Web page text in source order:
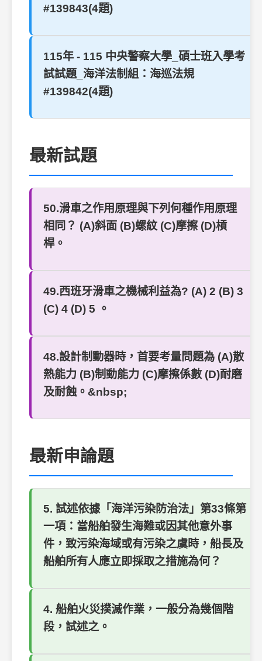
#139843(4題)
115年 - 115 中央警察大學_碩士班入學考
試試題_海洋法制組：海巡法規
#139842(4題)
最新試題
50.滑車之作用原理與下列何種作用原理
相同？ (A)斜面 (B)螺紋 (C)摩擦 (D)槓
桿。
49.西班牙滑車之機械利益為? (A) 2 (B) 3
(C) 4 (D) 5 。
48.設計制動器時，首要考量問題為 (A)散
熱能力 (B)制動能力 (C)摩擦係數 (D)耐磨
及耐蝕。&nbsp;
最新申論題
5. 試述依據「海洋污染防治法」第33條第
一項：當船舶發生海難或因其他意外事
件，致污染海域或有污染之虞時，船長及
船舶所有人應立即採取之措施為何？
4. 船舶火災撲滅作業，一般分為幾個階
段，試述之。